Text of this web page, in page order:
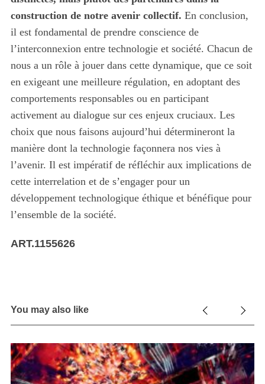
construction de notre avenir collectif. En conclusion,
il est fondamental de prendre conscience de
l’interconnexion entre technologie et société. Chacun de
nous a un rôle à jouer dans cette dynamique, que ce soit
en exigeant une meilleure régulation, en adoptant des
comportements responsables ou en participant
activement au dialogue sur ces enjeux cruciaux. Les
choix que nous faisons aujourd’hui détermineront la
manière dont la technologie façonnera nos vies à
l’avenir. Il est impératif de réfléchir aux implications de
cette interrelation et de s’engager pour un
développement technologique éthique et bénéfique pour
l’ensemble de la société.
ART.1155626
You may also like